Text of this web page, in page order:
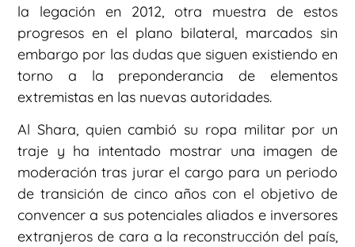
la legación en 2012, otra muestra de estos
progresos en el plano bilateral, marcados sin
embargo por las dudas que siguen existiendo en
torno a la preponderancia de elementos
extremistas en las nuevas autoridades.
Al Shara, quien cambió su ropa militar por un
traje y ha intentado mostrar una imagen de
moderación tras jurar el cargo para un periodo
de transición de cinco años con el objetivo de
convencer a sus potenciales aliados e inversores
extranjeros de cara a la reconstrucción del país,